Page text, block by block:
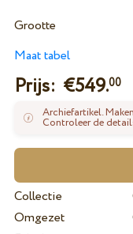
Grootte
Maat tabel
Prijs: €549.00
Archiefartikel.
Controleer de
Collectie
Omgezet